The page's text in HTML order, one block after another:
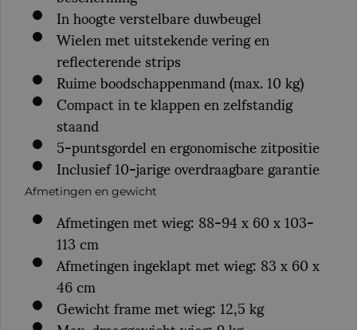
In hoogte verstelbare duwbeugel
Wielen met uitstekende vering en
reflecterende strips
Ruime boodschappenmand (max. 10 kg)
Compact in te klappen en zelfstandig
staand
5-puntsgordel en ergonomische zitpositie
Inclusief 10-jarige overdraagbare garantie
Afmetingen en gewicht
Afmetingen met wieg: 88-94 x 60 x 103-
113 cm
Afmetingen ingeklapt met wieg: 83 x 60 x
46 cm
Gewicht frame met wieg: 12,5 kg